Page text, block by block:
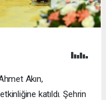
Akın,
katıldı. Şehrin